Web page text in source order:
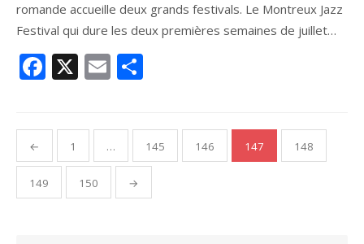
romande accueille deux grands festivals. Le Montreux Jazz
Festival qui dure les deux premières semaines de juillet…
Facebook
X Email
Pagination
des
publications
← 1 … 145 146 147 148
149 150 →